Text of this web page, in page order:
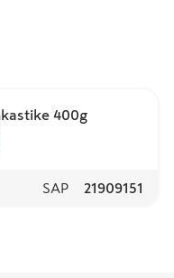
400g
SAP 21909151